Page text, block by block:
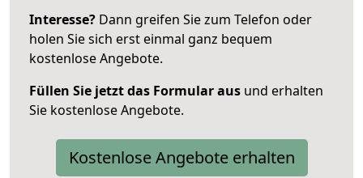
Interesse? Dann greifen Sie zum Telefon oder
holen Sie sich erst einmal ganz bequem
kostenlose Angebote.
Füllen Sie jetzt das Formular aus und erhalten
Sie kostenlose Angebote.
Kostenlose Angebote erhalten